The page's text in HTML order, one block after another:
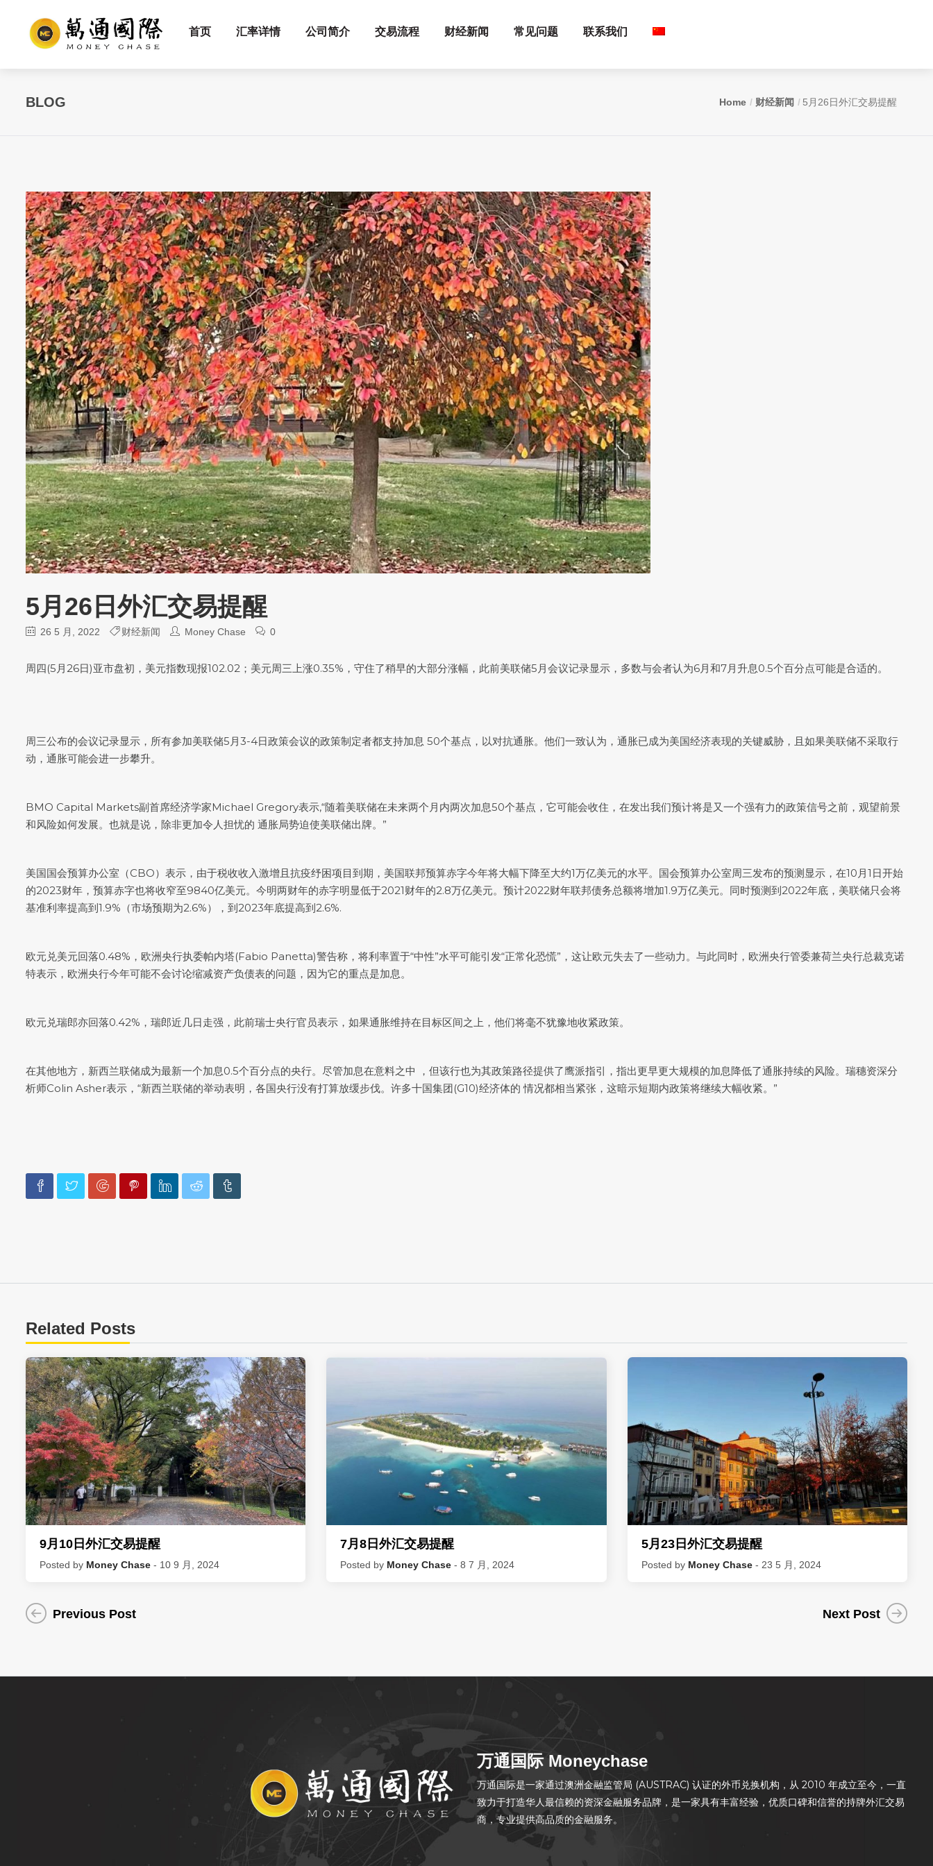
首页 汇率详情 公司简介 交易流程 财经新闻 常见问题 联系我们
BLOG Home 财经新闻 5月26日外汇交易提醒
5月26日外汇交易提醒
26 5 月, 2022 财经新闻 Money Chase 0
周四(5月26日)亚市盘初， 美元指数现报102.02；美元周三上涨0.35%，守住了稍早的大部分涨幅，此前美联储5月会议记录显示，多数与会者认为6月和7月升息0.5个百分点可能是合适的。
周三公布的会议记录显示，所有参加美联储5月3-4日政策会议的政策制定者都支持加息 50个基点，以对抗通胀。他们一致认为，通胀已成为美国经济表现的关键威胁，且如果美联储不采取行
动，通胀可能会进一步攀升。
BMO Capital Markets副首席经济学家Michael Gregory表示,“随着美联储在未来两个月内两次加息50个基点，它可能会收住，在发出我们预计将是又一个强有力的政策信号之前，观望前景
和风险如何发展。也就是说，除非更加令人担忧的 通胀局势迫使美联储出牌。”
美国国会预算办公室（CBO）表示，由于税收收入激增且抗疫纾困项目到期，美国联邦预算赤字今年将大幅下降至大约1万亿美元的水平。国会预算办公室周三发布的预测显示，在10月1日开始
的2023财年，预算赤字也将收窄至9840亿美元。今明两财年的赤字明显低于2021财年的2.8万亿美元。预计2022财年联邦债务总额将增加1.9万亿美元。同时预测到2022年底，美联储只会将
基准利率提高到1.9%（市场预期为2.6%），到2023年底提高到2.6%.
欧元兑美元回落0.48%，欧洲央行执委帕内塔(Fabio Panetta)警告称，将利率置于“中性”水平可能引发“正常化恐慌”，这让欧元失去了一些动力。与此同时，欧洲央行管委兼荷兰央行总裁克诺
特表示，欧洲央行今年可能不会讨论缩减资产负债表的问题，因为它的重点是加息。
欧元兑瑞郎亦回落0.42%，瑞郎近几日走强，此前瑞士央行官员表示，如果通胀维持在目标区间之上，他们将毫不犹豫地收紧政策。
在其他地方，新西兰联储成为最新一个加息0.5个百分点的央行。尽管加息在意料之中 ，但该行也为其政策路径提供了鹰派指引，指出更早更大规模的加息降低了通胀持续的风险。瑞穗资深分
析师Colin Asher表示，“新西兰联储的举动表明，各国央行没有打算放缓步伐。许多十国集团(G10)经济体的 情况都相当紧张，这暗示短期内政策将继续大幅收紧。”
Related Posts
9月10日外汇交易提醒
Posted by Money Chase - 10 9 月, 2024
7月8日外汇交易提醒
Posted by Money Chase - 8 7 月, 2024
5月23日外汇交易提醒
Posted by Money Chase- 23 5 月, 2024
Previous Post Next Post
万通国际 Moneychase
万通国际是一家通过澳洲金融监管局 (AUSTRAC) 认证的外币兑换机构，从 2010 年成立至今，一直
致力于打造华人最信赖的资深金融服务品牌，是一家具有丰富经验，优质口碑和信誉的持牌外汇交易
商，专业提供高品质的金融服务。